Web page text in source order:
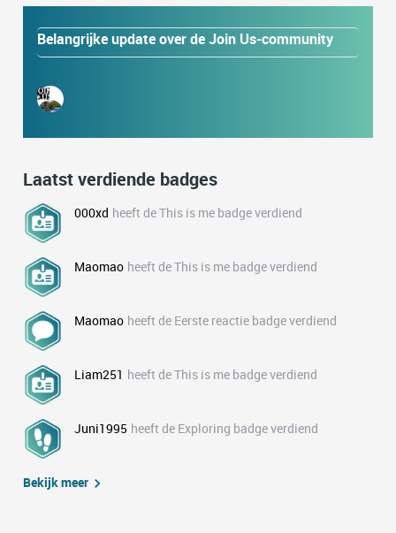
Belangrijke update over de Join Us-community
Laatst verdiende badges
000xd heeft de This is me badge verdiend
Maomao heeft de This is me badge verdiend
Maomao heeft de Eerste reactie badge verdiend
Liam251 heeft de This is me badge verdiend
Juni1995 heeft de Exploring badge verdiend
Bekijk meer